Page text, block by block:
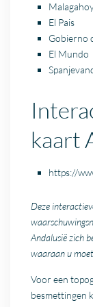
El Pais
Gobierno
El Mundo
kaart
https://
Deze
Andalusië zich
waaraan u
Voor een
besmettingen